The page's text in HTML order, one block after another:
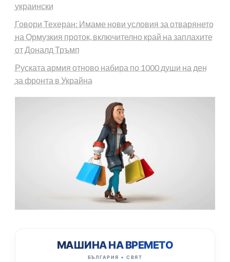
украински
Говори Техеран: Имаме нови условия за отварянето
на Ормузкия проток, включително край на заплахите
от Доналд Тръмп
Руската армия отново набира по 1000 души на ден
за фронта в Украйна
МАШИНА НА ВРЕМЕТО
БЪЛГАРИЯ + СВЯТ